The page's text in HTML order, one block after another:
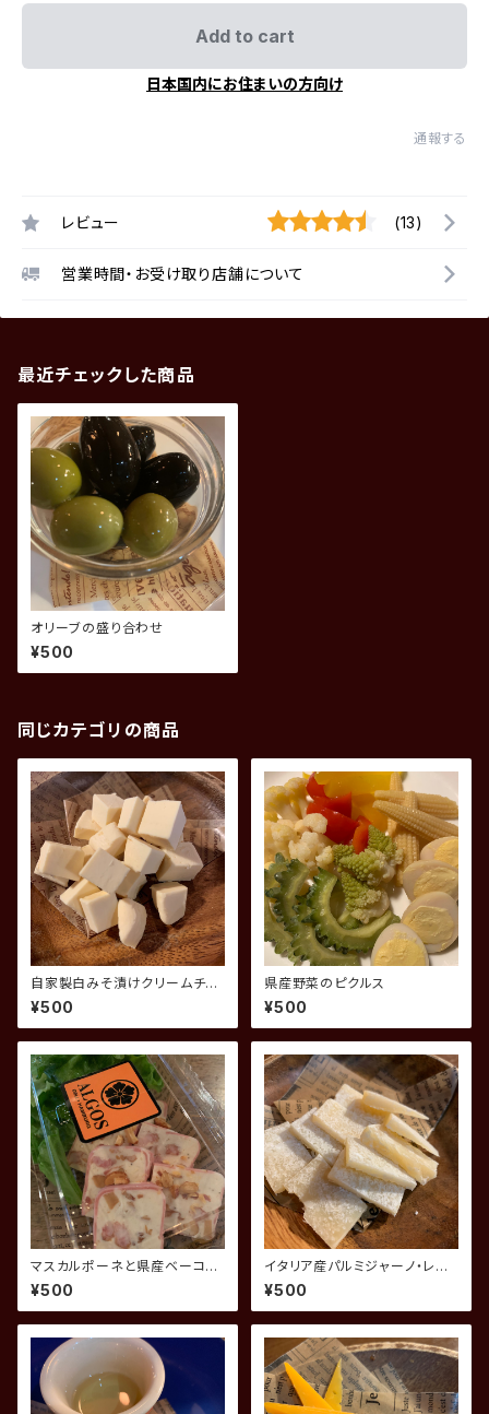
Add to cart
日本国内にお住まいの方向け
通報する
レビュー (13)
営業時間・お受け取り店舗について
最近チェックした商品
オリーブの盛り合わせ
¥500
同じカテゴリの商品
自家製白みそ漬けクリームチー
ズ
¥500
県産野菜のピクルス
¥500
マスカルポーネと県産ベーコン
の自家製パテ
¥500
イタリア産パルミジャーノ・レジ
ャーノ
¥500